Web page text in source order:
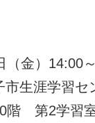
金）14:00
生涯学習セ
階 第2学習